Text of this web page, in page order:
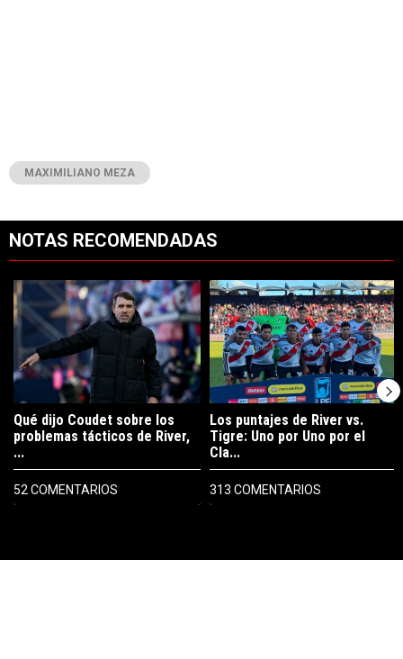
MAXIMILIANO MEZA
NOTAS RECOMENDADAS
Un artículo de tendencia con el título "Qué dijo Coudet sobre los
Qué dijo Coudet sobre los
problemas tácticos de River,
...
52 COMENTARIOS
Un artículo de tendencia con el
Los puntajes de River vs.
Tigre: Uno por Uno por el
Cla...
313 COMENTARIOS